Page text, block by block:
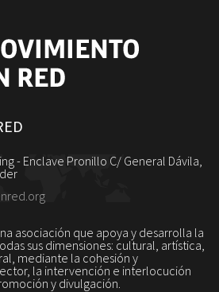
- Enclave Pronillo C/ General Dávila,
asociación que apoya y desarrolla la
sus dimensiones: cultural, artística,
mediante la cohesión y
la intervención e interlocución
y divulgación.